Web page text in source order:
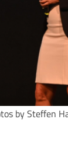
by Steffen